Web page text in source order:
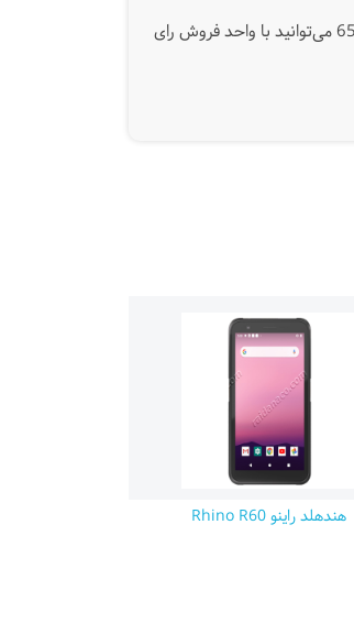
کلیک کنید. همچنین جهت اطلاع از قیمت دستگاه PDA هانیول مدل دلفین 6510 می‌توانید با واحد فروش رای
هندهلد راینو Rhino R60